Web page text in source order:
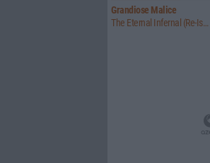
Grandiose Malice
The Eternal Infernal (Re-Issue)